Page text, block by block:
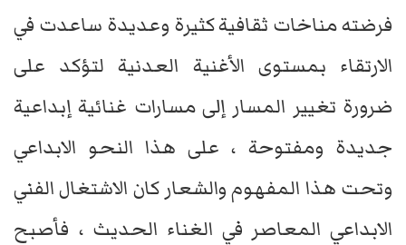
فرضته مناخات ثقافية كثيرة وعديدة ساعدت في
الارتقاء بمستوى الأغنية العدنية لتؤكد على
ضرورة تغيير المسار إلى مسارات غنائية إبداعية
جديدة ومفتوحة ، على هذا النحو الابداعي
وتحت هذا المفهوم والشعار كان الاشتغال الفني
الابداعي المعاصر في الغناء الحديث ، فأصبح